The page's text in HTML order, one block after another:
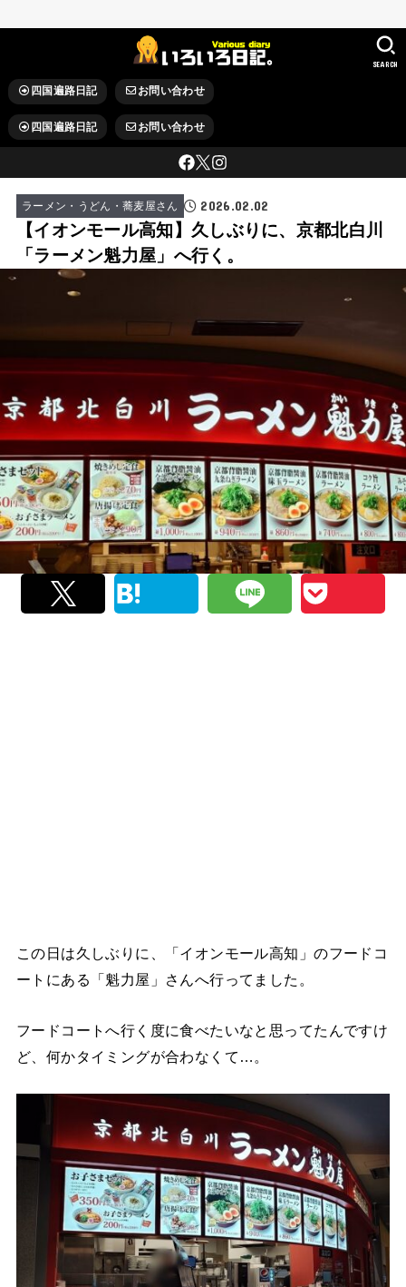
四国遍路日記 お問い合わせ
四国遍路日記 お問い合わせ
SEARCH
ラーメン・うどん・蕎麦屋さん 2026.02.02
【イオンモール高知】久しぶりに、京都北白川
「ラーメン魁力屋」へ行く。
この日は久しぶりに、「イオンモール高知」のフードコ
ートにある「魁力屋」さんへ行ってました。
フードコートへ行く度に食べたいなと思ってたんですけ
ど、何かタイミングが合わなくて…。